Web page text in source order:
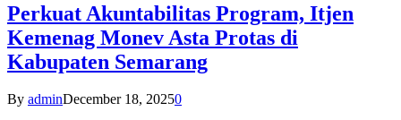
Perkuat Akuntabilitas Program, Itjen
Kemenag Monev Asta Protas di
Kabupaten Semarang
By adminDecember 18, 20250